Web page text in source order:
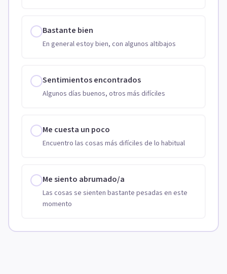
Bastante bien
En general estoy bien, con algunos altibajos
Sentimientos encontrados
Algunos días buenos, otros más difíciles
Me cuesta un poco
Encuentro las cosas más difíciles de lo habitual
Me siento abrumado/a
Las cosas se sienten bastante pesadas en este
momento